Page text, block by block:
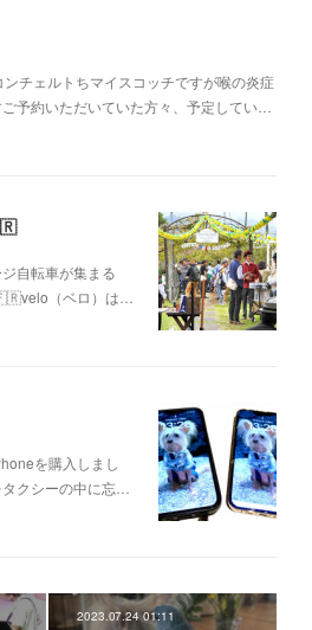
チェルトちマイスコッチですが喉の炎症
予約いただいていた方々、予定してい…
自転車が集まる
（ベロ）は…
を購入しまし
クシーの中に忘…
2023.07.24 01:11